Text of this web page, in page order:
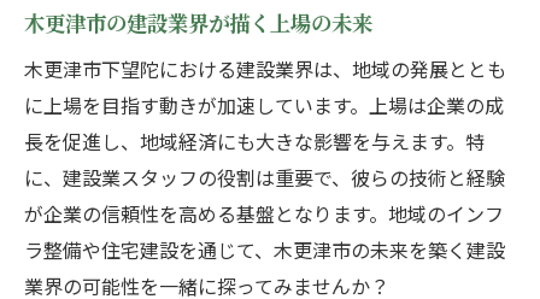
木更津市の建設業界が描く上場の未来
木更津市下望陀における建設業界は、地域の発展ととも
に上場を目指す動きが加速しています。上場は企業の成
長を促進し、地域経済にも大きな影響を与えます。特
に、建設業スタッフの役割は重要で、彼らの技術と経験
が企業の信頼性を高める基盤となります。地域のインフ
ラ整備や住宅建設を通じて、木更津市の未来を築く建設
業界の可能性を一緒に探ってみませんか？